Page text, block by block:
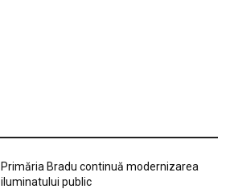
Primăria Bradu continuă modernizarea
iluminatului public